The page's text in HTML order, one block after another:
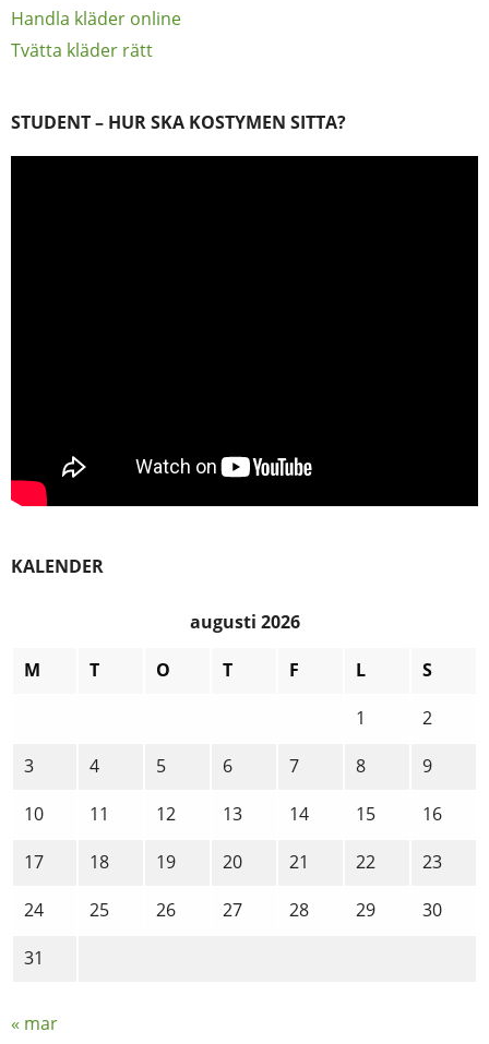
Handla kläder online
Tvätta kläder rätt
STUDENT – HUR SKA KOSTYMEN SITTA?
KALENDER
augusti 2026
M
T O T F L
S
1
2
3
4 5 6 7 8
9
10
11 12 13 14 15
16
17
18 19 20 21 22
23
24
25 26 27 28 29
30
31
« mar